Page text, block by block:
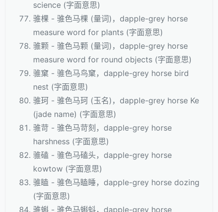
science (字面意思)
骓棵 - 骓色马棵 (量词)，dapple-grey horse
measure word for plants (字面意思)
骓颗 - 骓色马颗 (量词)，dapple-grey horse
measure word for round objects (字面意思)
骓窠 - 骓色马鸟窠，dapple-grey horse bird
nest (字面意思)
骓珂 - 骓色马珂 (玉名)，dapple-grey horse Ke
(jade name) (字面意思)
骓苛 - 骓色马苛刻，dapple-grey horse
harshness (字面意思)
骓磕 - 骓色马磕头，dapple-grey horse
kowtow (字面意思)
骓瞌 - 骓色马瞌睡，dapple-grey horse dozing
(字面意思)
骓蝌 - 骓色马蝌蚪，dapple-grey horse